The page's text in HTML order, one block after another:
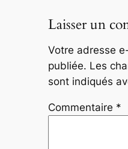
Laisser un
Votre adresse
publiée. Les
sont indiqués
Commentaire *